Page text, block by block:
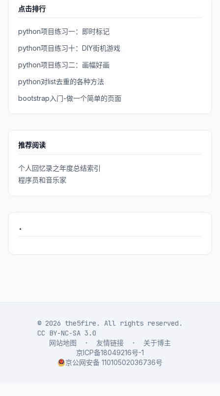
点击排行
python项目练习一：即时标记
python项目练习十：DIY街机游戏
python项目练习二：画幅好画
python对list去重的各种方法
bootstrap入门-做一个简单的页面
推荐阅读
个人回忆录之年度总结索引
程序员和音乐家
.
© 2026 the5fire. All rights reserved.
CC BY-NC-SA 3.0
网站地图 · 友情链接 · 关于博主
京ICP备18049216号-1
京公网安备 11010502036736号